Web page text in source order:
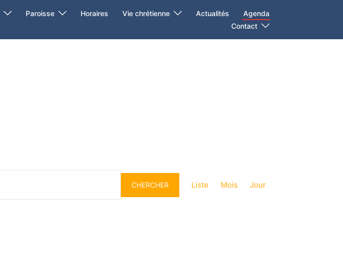
Paroisse Horaires Vie chrétienne Actualités
Agenda
Contact
CHERCHER
de
vues
Liste Mois Jour